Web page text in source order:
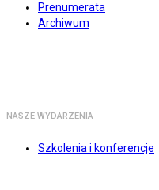
Prenumerata
Archiwum
NASZE WYDARZENIA
Szkolenia i konferencje